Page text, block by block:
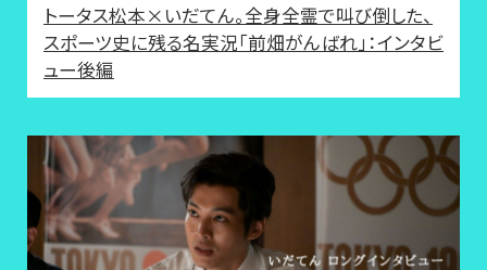
トータス松本×いだてん。全身全霊で叫び倒した、
スポーツ史に残る名実況「前畑がんばれ」：インタビ
ュー後編